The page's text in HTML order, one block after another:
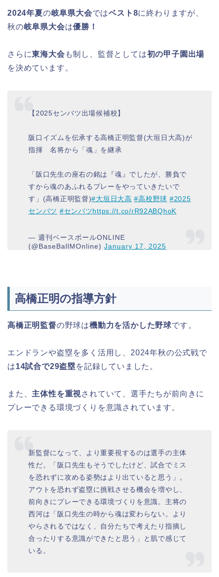
2024年夏の岐阜県大会ではベスト8に終わりますが、
秋の岐阜県大会は優勝！
さらに東海大会 も制し、監督としては初の甲子園出場
を決めています。
【2025センバツ出場候補校】
阪口イズムを伝承する高橋正明監督(大垣日大高)が
指揮 名将から「魂」を継承
「阪口先生の座右の銘は『魂』でしたが、勝負で
すから魂のあふれるプレーをやっていきたいで
す」(高橋正明監督)#大垣日大高 #高校野球 #2025
センバツ #センバツhttps://t.co/rR92ABQhoK
— 週刊ベースボールONLINE
(@BaseBallMOnline)January 17, 2025
高橋正明の指導方針
高橋正明監督の野球は機動力を活かした野球です。
エンドランや盗塁を多く活用し、2024年秋の公式戦で
は14試合で29盗塁を記録していました。
また、 主体性を重視されていて、選手たちが前向きに
プレーできる環境づくりを意識されています。
新監督になって、より重要視するのは選手の主体
性だ。「阪口先生もそうでしたけど、試合でミス
を恐れずに攻める姿勢はより出ていると思う」。
アウトを恐れず盗塁に挑戦させる機会を増やし、
前向きにプレーできる環境づくりを意識。主将の
西河は「阪口先生の時から魂は変わらない。より
やらされるではなく、自分たちで考えたり指摘し
合ったりする意識ができたと思う」と肌で感じて
いる。